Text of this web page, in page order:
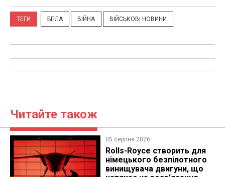
ТЕГИ БПЛА ВІЙНА ВІЙСЬКОВІ НОВИНИ
Читайте також
05 серпня 2026
Rolls-Royce створить для
німецького безпілотного
винищувача двигуни, що